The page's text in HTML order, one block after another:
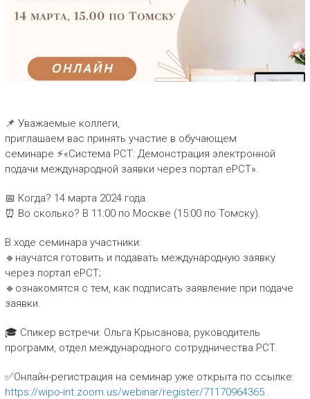
​​📌 Уважаемые коллеги,
приглашаем вас принять участие в обучающем
семинаре ⚡«Система PCT: Демонстрация электронной
подачи международной заявки через портал еРСТ».
📅 Когда? 14 марта 2024 года.
⏰ Во сколько? В 11:00 по Москве (15:00 по Томску).
В ходе семинара участники:
🔹научатся готовить и подавать международную заявку
через портал еРСТ;
🔹ознакомятся с тем, как подписать заявление при подаче
заявки.
🎓 Спикер встречи: Ольга Крысанова, руководитель
программ, отдел международного сотрудничества РСТ.
✅Онлайн-регистрация на семинар уже открыта по ссылке:
https://wipo-int.zoom.us/webinar/register/71170964365..